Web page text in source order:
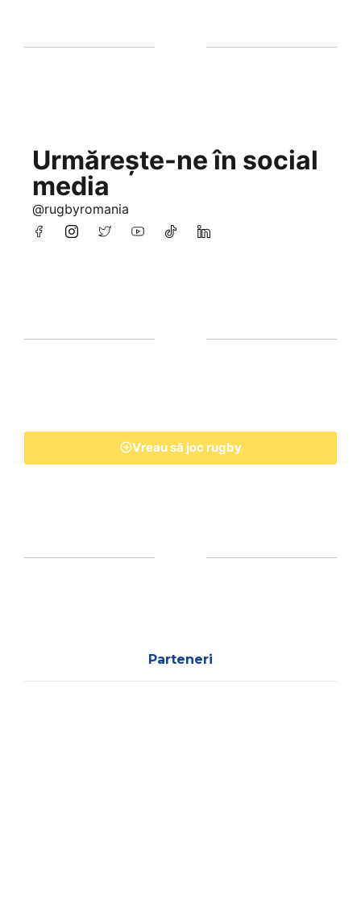
Urmărește-ne în social
media
@rugbyromania
Vreau să joc rugby
Parteneri